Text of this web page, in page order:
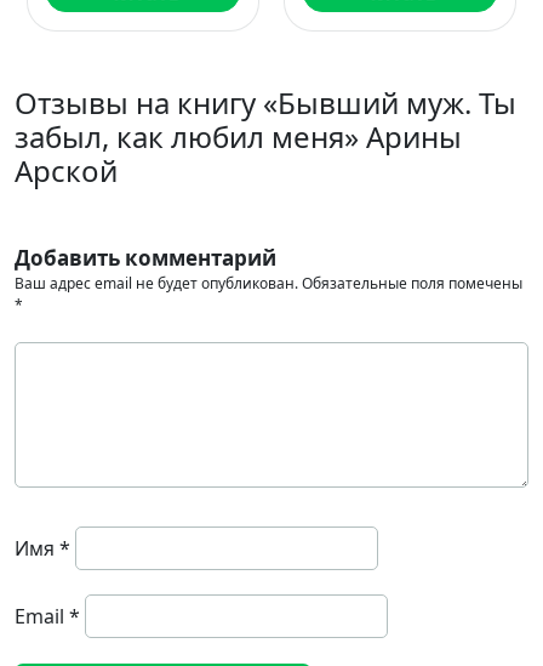
Отзывы на книгу «Бывший муж. Ты
забыл, как любил меня» Арины
Арской
Добавить комментарий
Ваш адрес email не будет опубликован.Обязательные поля помечены
*
Имя *
Email *